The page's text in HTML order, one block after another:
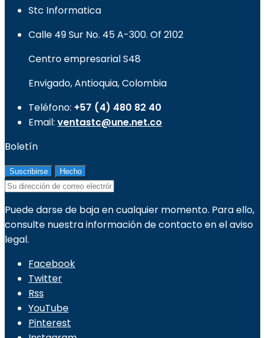
Stc Informatica
Calle 49 Sur No. 45 A-300. Of 2102
Centro empresarial S48
Envigado, Antioquia, Colombia
Teléfono: +57 (4) 480 82 40
Email: ventastc@une.net.co
Boletín
Puede darse de baja en cualquier momento. Para ello,
consulte nuestra información de contacto en el aviso
legal.
Facebook
Twitter
Rss
YouTube
Pinterest